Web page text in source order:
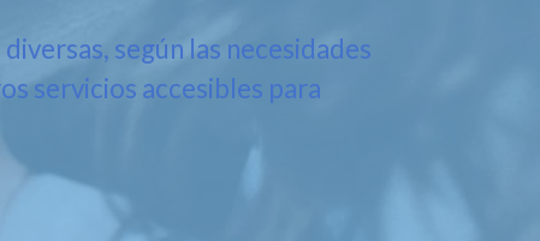
según las necesidades
servicios accesibles para